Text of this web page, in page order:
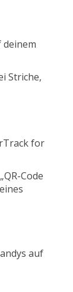
deinem
Striche,
for
Code
auf